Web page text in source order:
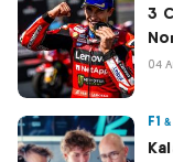
3
04
F1 &